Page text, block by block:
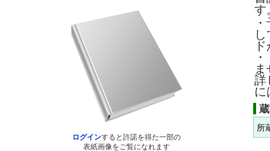
ログインすると許諾を得た一部の
表紙画像をご覧になれます
す
詳
に
所